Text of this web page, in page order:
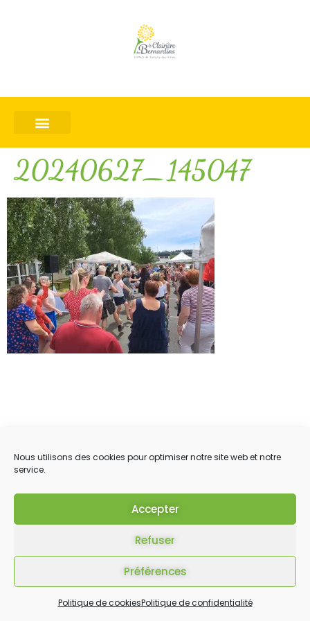
Nous utilisons des cookies pour optimiser notre site web et notre
service.
Accepter
Refuser
Préférences
Politique de cookiesPolitique de confidentialité
20240627_145047